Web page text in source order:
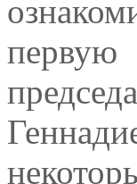
первую